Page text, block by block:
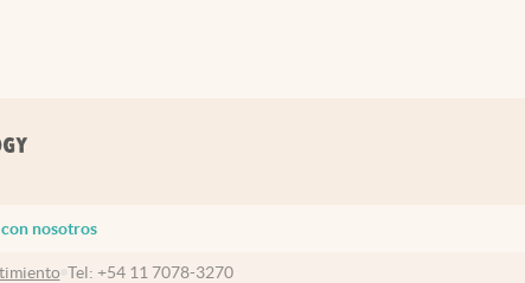
nosotros
Tel: +54 11 7078-3270